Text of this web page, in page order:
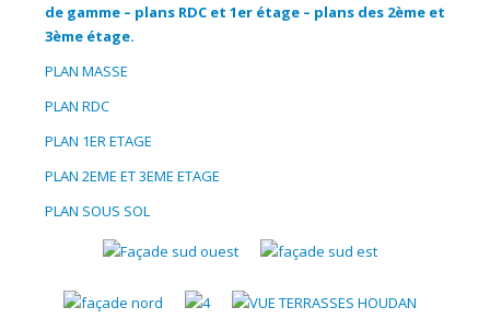
de gamme – plans RDC et 1er étage – plans des 2ème et
3ème étage.
PLAN MASSE
PLAN RDC
PLAN 1ER ETAGE
PLAN 2EME ET 3EME ETAGE
PLAN SOUS SOL